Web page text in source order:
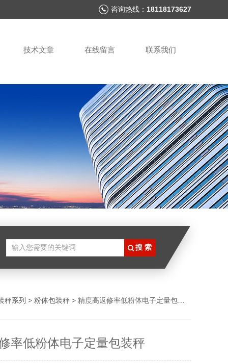
咨询热线： 18118173627
技术文章 在线留言 联系我们
秤系列 > 粉体包装秤 > 精度高返修率低粉体电子定量包装秤
率低粉体电子定量包装秤